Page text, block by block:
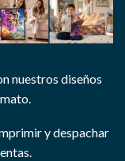
nuestros diseños
y despachar